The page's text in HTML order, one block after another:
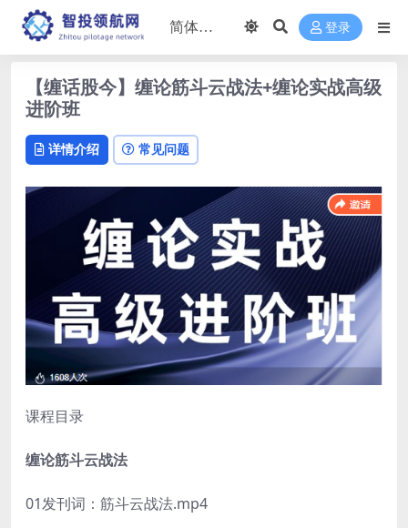
登录
【缠话股今】缠论筋斗云战法+缠论实战高级
进阶班
详情介绍 常见问题
课程目录
缠论筋斗云战法
01发刊词：筋斗云战法.mp4